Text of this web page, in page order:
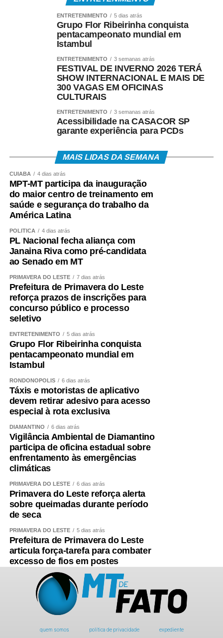
ENTRETENIMENTO 5 dias atrás
Grupo Flor Ribeirinha conquista
pentacampeonato mundial em
Istambul
ENTRETENIMENTO 3 semanas atrás
FESTIVAL DE INVERNO 2026 TERÁ
SHOW INTERNACIONAL E MAIS DE
300 VAGAS EM OFICINAS
CULTURAIS
ENTRETENIMENTO 3 semanas atrás
Acessibilidade na CASACOR SP
garante experiência para PCDs
MAIS LIDAS DA SEMANA
CUIABÁ 4 dias atrás
MPT-MT participa da inauguração
do maior centro de treinamento em
saúde e segurança do trabalho da
América Latina
POLÍTICA 4 dias atrás
PL Nacional fecha aliança com
Janaina Riva como pré-candidata
ao Senado em MT
PRIMAVERA DO LESTE 7 dias atrás
Prefeitura de Primavera do Leste
reforça prazos de inscrições para
concurso público e processo
seletivo
ENTRETENIMENTO 5 dias atrás
Grupo Flor Ribeirinha conquista
pentacampeonato mundial em
Istambul
RONDONÓPOLIS 6 dias atrás
Táxis e motoristas de aplicativo
devem retirar adesivo para acesso
especial à rota exclusiva
DIAMANTINO 6 dias atrás
Vigilância Ambiental de Diamantino
participa de oficina estadual sobre
enfrentamento às emergências
climáticas
PRIMAVERA DO LESTE 6 dias atrás
Primavera do Leste reforça alerta
sobre queimadas durante período
de seca
PRIMAVERA DO LESTE 5 dias atrás
Prefeitura de Primavera do Leste
articula força-tarefa para combater
excesso de fios em postes
quem somos política de privacidade expediente